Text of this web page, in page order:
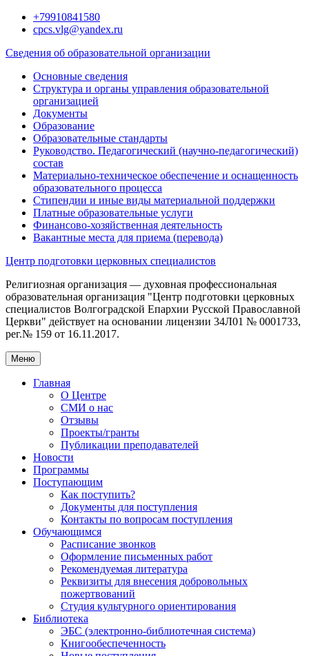
Перейти+79910841580
cpcs.vlg@yandex.ru
Сведения об образовательной организации
Основные сведения
Структура и органы управления образовательной
организацией
Документы
Образование
Образовательные стандарты
Руководство. Педагогический (научно-педагогический)
состав
Материально-техническое обеспечение и оснащенность
образовательного процесса
Стипендии и иные виды материальной поддержки
Платные образовательные услуги
Финансово-хозяйственная деятельность
Вакантные места для приема (перевода)
Центр подготовки церковных специалистов
Религиозная организация — духовная профессиональная
образовательная организация "Центр подготовки церковных
специалистов Волгоградской Eпархии Русской Православной
Церкви" действует на основании лицензии 34Л01 № 0001733,
рег.№ 159 от 16.11.2017.
Меню
Главная
О Центре
СМИ о нас
Отзывы
Проекты/гранты
Публикации преподавателей
Новости
Программы
Поступающим
Как поступить?
Документы для поступления
Контакты по вопросам поступления
Обучающимся
Расписание звонков
Оформление письменных работ
Рекомендуемая литература
Реквизиты для внесения добровольных
пожертвований
Студия культурного ориентирования
Библиотека
ЭБС (электронно-библиотечная система)
Книгообеспеченность